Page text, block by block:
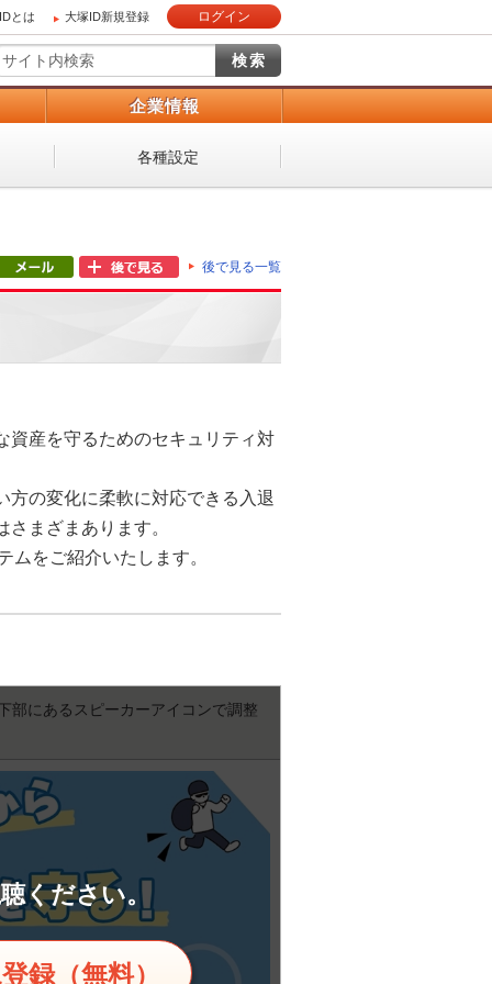
とは 大塚ID新規登録 ログイン
企業情報
各種設定
後で見る一覧
資産を守るためのセキュリティ対
方の変化に柔軟に対応できる入退
まざまあります。
をご紹介いたします。
部にあるスピーカーアイコンで調整
ください。
録（無料）